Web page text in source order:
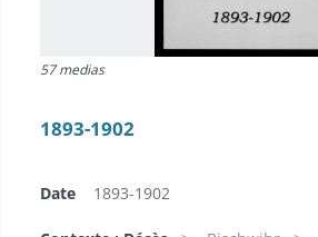
57 medias
1893-1902
Date 1893-1902